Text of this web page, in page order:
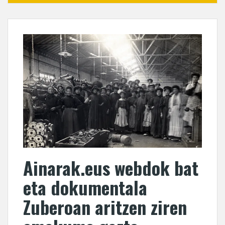
Ainarak.eus webdok bat
eta dokumentala
Zuberoan aritzen ziren